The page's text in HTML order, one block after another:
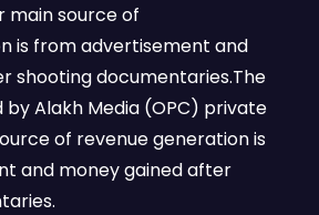
main source of
is from advertisement and
shooting documentaries.The
Alakh Media (OPC) private
of revenue generation is
and money gained after